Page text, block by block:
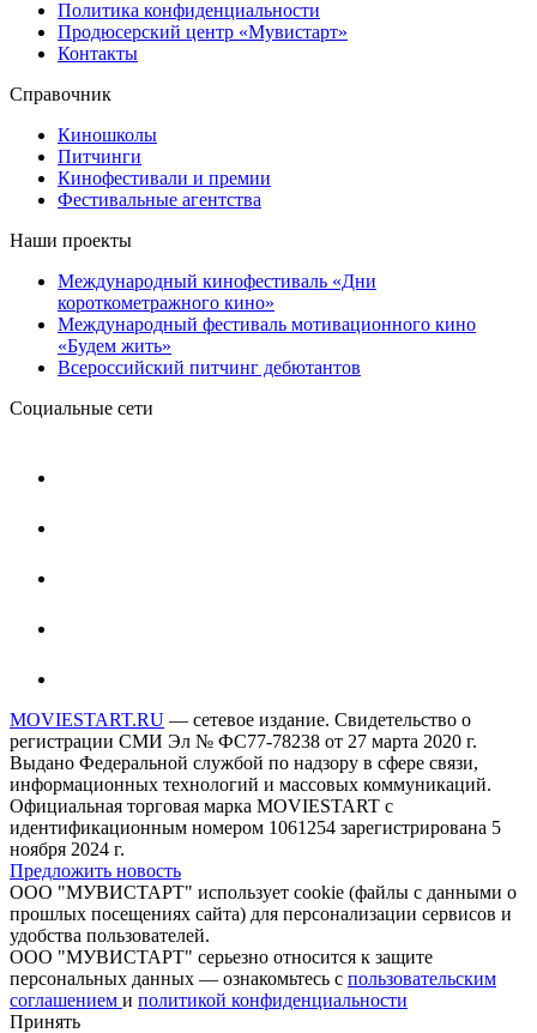
Политика конфиденциальности
Продюсерский центр «Мувистарт»
Контакты
Справочник
Киношколы
Питчинги
Кинофестивали и премии
Фестивальные агентства
Наши проекты
Международный кинофестиваль «Дни
короткометражного кино»
Международный фестиваль мотивационного кино
«Будем жить»
Всероссийский питчинг дебютантов
Социальные сети
MOVIESTART.RU — сетевое издание. Свидетельство о
регистрации СМИ Эл № ФС77-78238 от 27 марта 2020 г.
Выдано Федеральной службой по надзору в сфере связи,
информационных технологий и массовых коммуникаций.
Официальная торговая марка MOVIESTART с
идентификационным номером 1061254 зарегистрирована 5
ноября 2024 г.
Предложить новость
ООО "МУВИСТАРТ" использует cookie (файлы с данными о
прошлых посещениях сайта) для персонализации сервисов и
удобства пользователей.
ООО "МУВИСТАРТ" серьезно относится к защите
персональных данных — ознакомьтесь с пользовательским
соглашением и политикой конфиденциальности
Принять